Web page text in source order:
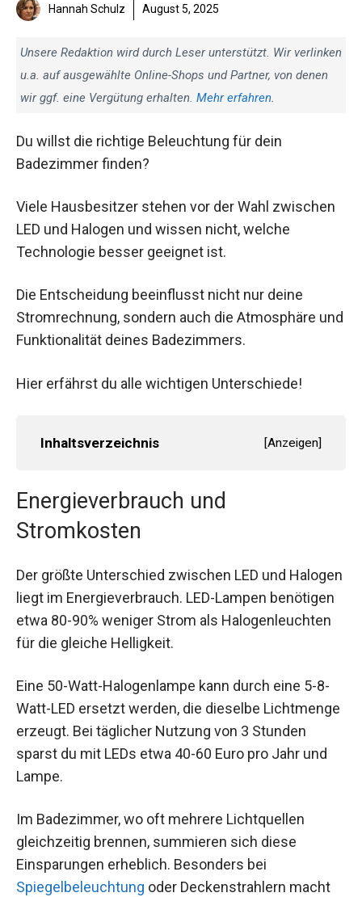
Hannah Schulz August 5, 2025
Unsere Redaktion wird durch Leser unterstützt. Wir verlinken
u.a. auf ausgewählte Online-Shops und Partner, von denen
wir ggf. eine Vergütung erhalten. Mehr erfahren.
Du willst die richtige Beleuchtung für dein
Badezimmer finden?
Viele Hausbesitzer stehen vor der Wahl zwischen
LED und Halogen und wissen nicht, welche
Technologie besser geeignet ist.
Die Entscheidung beeinflusst nicht nur deine
Stromrechnung, sondern auch die Atmosphäre und
Funktionalität deines Badezimmers.
Hier erfährst du alle wichtigen Unterschiede!
Inhaltsverzeichnis [Anzeigen]
Energieverbrauch und
Stromkosten
Der größte Unterschied zwischen LED und Halogen
liegt im Energieverbrauch. LED-Lampen benötigen
etwa 80-90% weniger Strom als Halogenleuchten
für die gleiche Helligkeit.
Eine 50-Watt-Halogenlampe kann durch eine 5-8-
Watt-LED ersetzt werden, die dieselbe Lichtmenge
erzeugt. Bei täglicher Nutzung von 3 Stunden
sparst du mit LEDs etwa 40-60 Euro pro Jahr und
Lampe.
Im Badezimmer, wo oft mehrere Lichtquellen
gleichzeitig brennen, summieren sich diese
Einsparungen erheblich. Besonders bei
Spiegelbeleuchtung oder Deckenstrahlern macht